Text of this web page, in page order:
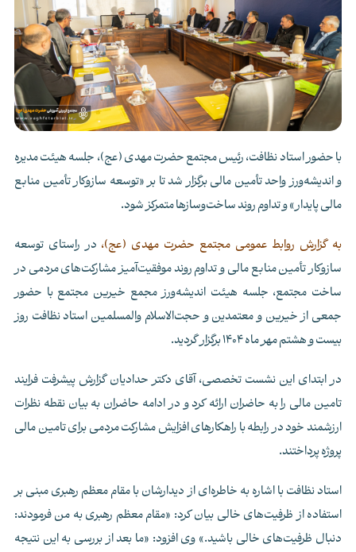
با حضور استاد نظافت، رئیس مجتمع حضرت مهدی (عج)، جلسه هیئت مدیره
و اندیشه‌ورز واحد تأمین مالی برگزار شد تا بر «توسعه سازوکار تأمین منابع
مالی پایدار» و تداوم روند ساخت‌وسازها متمرکز شود.
به گزارش روابط عمومی مجتمع حضرت مهدی (عج)، در راستای توسعه
سازوکار تأمین منابع مالی و تداوم روند موفقیت‌آمیز مشارکت‌های مردمی در
ساخت مجتمع، جلسه هیئت اندیشه‌ورز مجمع خیرین مجتمع با حضور
جمعی از خیرین و معتمدین و حجت‌الاسلام والمسلمین استاد نظافت روز
بیست و هشتم مهر ماه 1404 برگزار گردید.
در ابتدای این نشست تخصصی، آقای دکتر حدادیان گزارش پیشرفت فرایند
تامین مالی را به حاضران ارائه کرد و در ادامه حاضران به بیان نقطه نظرات
ارزشمند خود در رابطه با راهکارهای افزایش مشارکت مردمی برای تامین مالی
پروژه پرداختند.
استاد نظافت با اشاره به خاطره‌ای از دیدارشان با مقام معظم رهبری مبنی بر
استفاده از ظرفیت‌های خالی بیان کرد: «مقام معظم رهبری به من فرمودند:
دنبال ظرفیت‌های خالی باشید.» وی افزود: «ما بعد از بررسی به این نتیجه